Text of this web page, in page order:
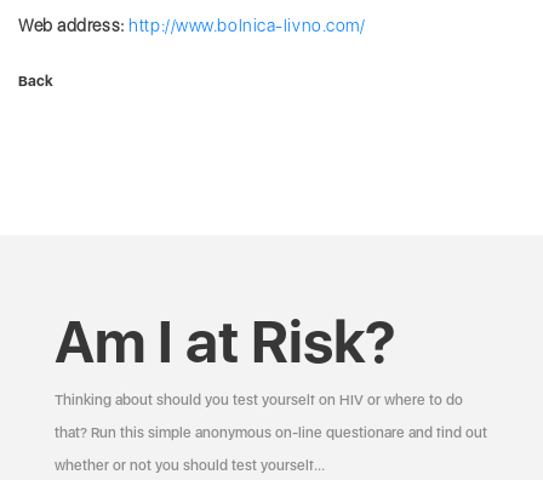
Web address: http://www.bolnica-livno.com/
Back
Am I at Risk?
Thinking about should you test yourself on HIV or where to do
that? Run this simple anonymous on-line questionare and find out
whether or not you should test yourself…